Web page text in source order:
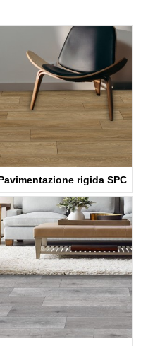
rigida SPC
ABA
KTV8034